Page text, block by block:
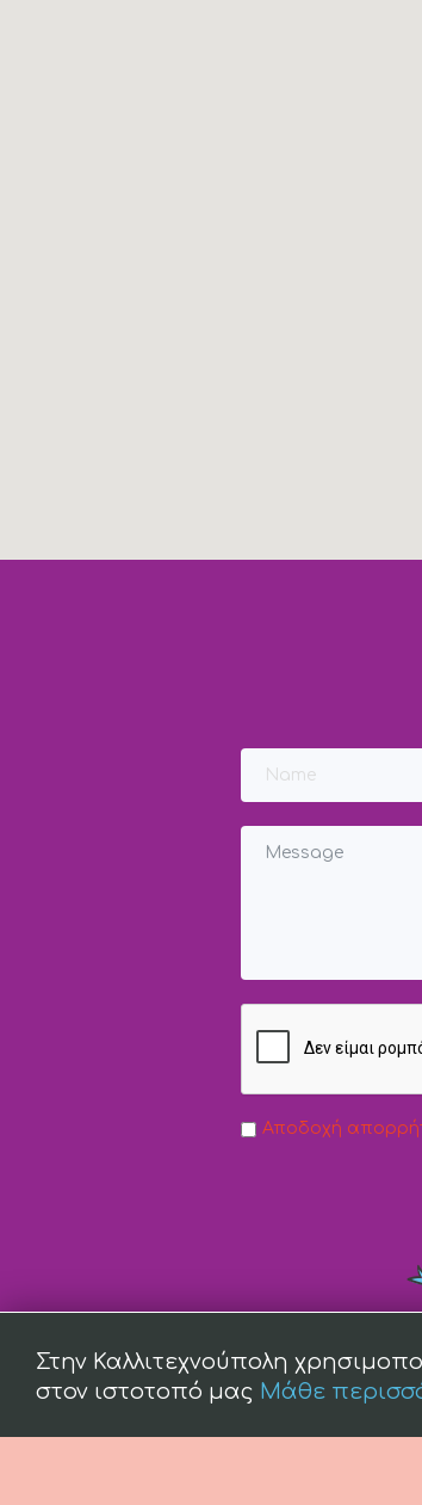
Αποδοχή
Στην Καλλιτεχνούπολη
στον ιστοτοπό μας Μάθε